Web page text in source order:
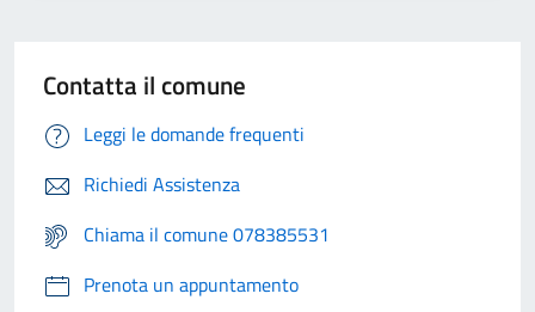
Contatta il comune
Leggi le domande frequenti
Richiedi Assistenza
Chiama il comune 078385531
Prenota un appuntamento